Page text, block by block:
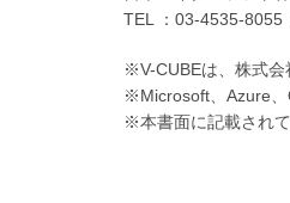
TEL ：03-4535-8055
※V-CUBEは、株式会
※Microsoft、Azure、
※本書面に記載され